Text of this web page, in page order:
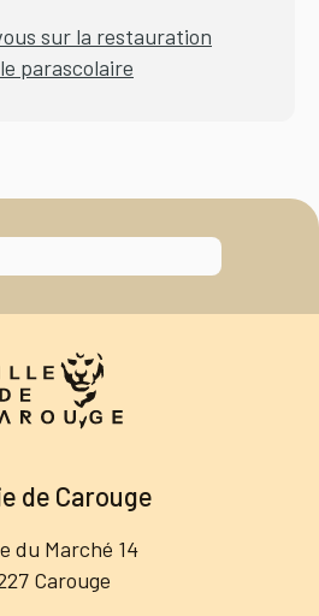
sur la restauration
parascolaire
de Carouge
du Marché 14
Carouge